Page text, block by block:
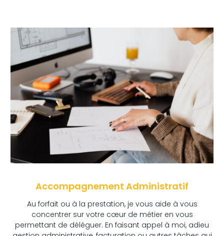
Accompagnement Administratif
Au forfait ou à la prestation, je vous aide à vous
concentrer sur votre cœur de métier en vous
permettant de déléguer. En faisant appel à moi, adieu